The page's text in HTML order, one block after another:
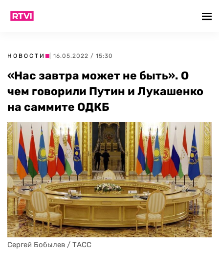
НОВОСТИ | 16.05.2022 / 15:30
«Нас завтра может не быть». О
чем говорили Путин и Лукашенко
на саммите ОДКБ
Сергей Бобылев / ТАСС